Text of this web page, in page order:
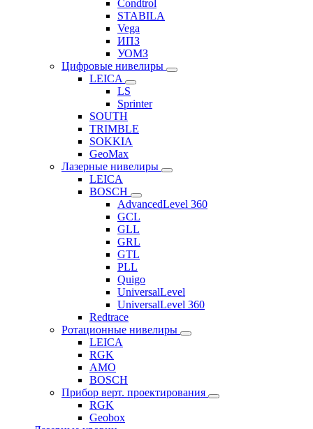
Condtrol
STABILA
Vega
ИПЗ
УОМЗ
Цифровые нивелиры
LEICA
LS
Sprinter
SOUTH
TRIMBLE
SOKKIA
GeoMax
Лазерные нивелиры
LEICA
BOSCH
AdvancedLevel 360
GCL
GLL
GRL
GTL
PLL
Quigo
UniversalLevel
UniversalLevel 360
Redtrace
Ротационные нивелиры
LEICA
RGK
AMO
BOSCH
Прибор верт. проектирования
RGK
Geobox